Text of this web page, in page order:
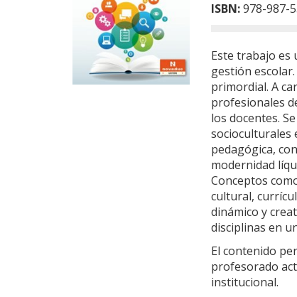
ISBN:978-987-
Este trabajo es
gestión
primordial. A
profesionales
los docentes.
socioculturales
pedagógica,
modernidad
Conceptos
cultural,
dinámico y
disciplinas en
El contenido
profesorado
institucional.